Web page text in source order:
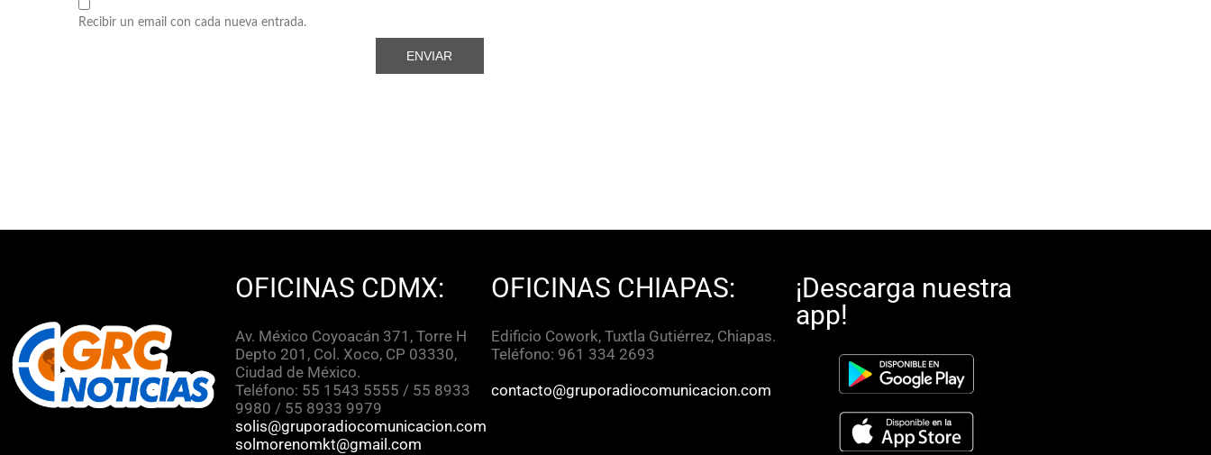
Recibir un email con cada nueva entrada.
OFICINAS CDMX:
Av. México Coyoacán 371, Torre H
Depto 201, Col. Xoco, CP 03330,
Ciudad de México.
Teléfono: 55 1543 5555 / 55 8933
9980 / 55 8933 9979
solis@gruporadiocomunicacion.com
solmorenomkt@gmail.com
OFICINAS CHIAPAS:
Edificio Cowork, Tuxtla Gutiérrez, Chiapas.
Teléfono: 961 334 2693
contacto@gruporadiocomunicacion.com
¡Descarga nuestra
app!